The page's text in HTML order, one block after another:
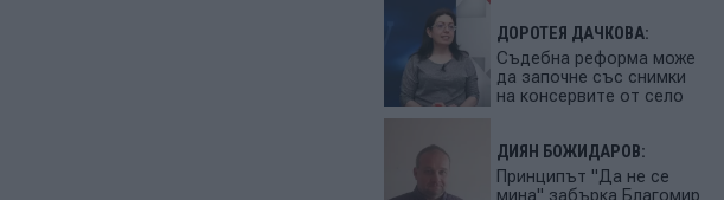
ДОРОТЕЯ ДАЧКОВА:
Съдебна реформа може
да започне със снимки
на консервите от село
ДИЯН БОЖИДАРОВ:
Принципът "Да не се
мина" забърка Благомир